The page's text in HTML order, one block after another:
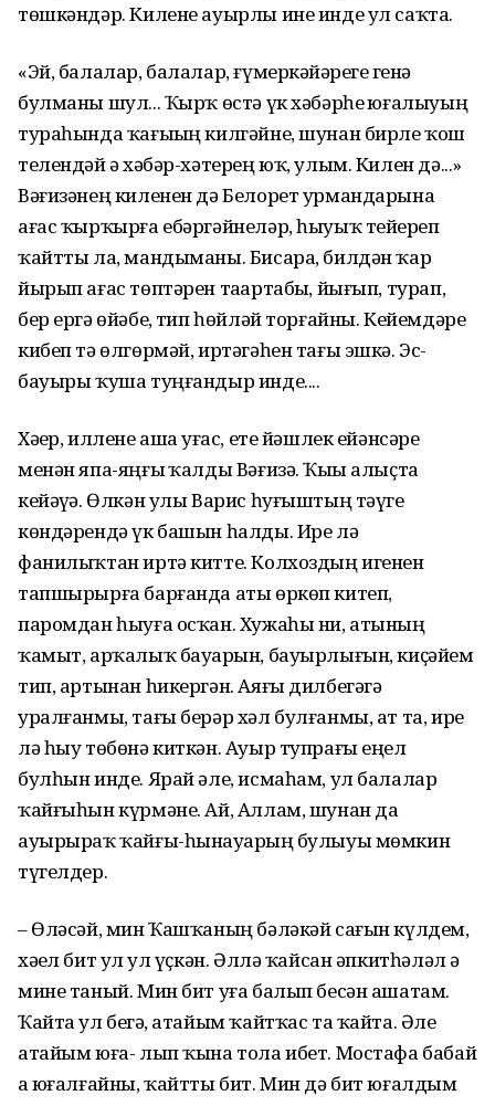
төшкәндәр. Килене ауырлы ине инде ул саҡта.
«Эй, балалар, балалар, ғүмеркәйҙәрегеҙ генә
булманы шул... Ҡырҡ өстә үк хәбәрһеҙ юғалыуың
тураһында ҡағыҙың килгәйне, шунан бирле ҡош
телендәй ҙә хәбәр-хәтерең юҡ, улым. Килен дә...»
Вәғизәнең киленен дә Белорет урмандарына
ағас ҡырҡырға ебәргәйнеләр, һыуыҡ тейҙереп
ҡайтты ла, мандыманы. Бисара, билдән ҡар
йырып ағас төптәрен таҙартабыҙ, йығып, турап,
бер ергә өйәбеҙ, тип һөйләй торғайны. Кейемдәре
кибеп тә өлгөрмәй, иртәгәһен тағы эшкә. Эс-
бауыры ҡуша туңғандыр инде....
Хәҙер, иллене аша уҙғас, ете йәшлек ейәнсәре
менән япа-яңғыҙ ҡалды Вәғизә. Ҡыҙы алыҫта
кейәүҙә. Өлкән улы Варис һуғыштың тәүге
көндәрендә үк башын һалды. Ире лә
фанилыҡтан иртә китте. Колхоздың игенен
тапшырырға барғанда аты өркөп китеп,
паромдан һыуға осҡан. Хужаһы ни, атының
ҡамыт, арҡалыҡ бауҙарын, бауырлығын, киҫәйем
тип, артынан һикергән. Аяғы дилбегәгә
уралғанмы, тағы берәр хәл булғанмы, ат та, ире
лә һыу төбөнә киткән. Ауыр тупрағы еңел
булһын инде. Ярай әле, исмаһам, ул балалар
ҡайғыһын күрмәне. Ай, Аллам, шунан да
ауырыраҡ ҡайғы-һынауҙарҙың булыуы мөмкин
түгелдер.
– Өләсәй, мин Ҡашҡаның бәләкәй сағын күлдем,
хәҙел бит ул ҙул үҫкән. Әллә ҡайсан әпкитһәләл ҙә
мине таный. Мин бит уға балып бесән ашатам.
Ҡайта ул беҙгә, атайым ҡайтҡас та ҡайта. Әле
атайым юға- лып ҡына тола ибет. Мостафа бабай
ҙа юғалғайны, ҡайтты бит. Мин дә бит юғалдым